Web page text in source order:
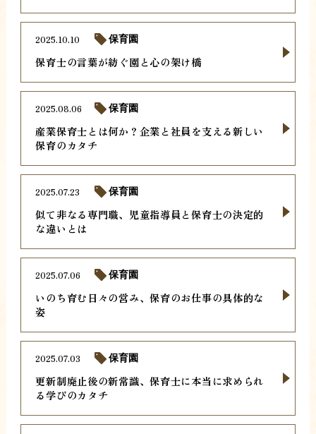
保育士の言葉が紡ぐ園と心の架け橋
2025.10.10 保育園
産業保育士とは何か？企業と社員を支える新しい
保育のカタチ
2025.08.06 保育園
似て非なる専門職、児童指導員と保育士の決定的
な違いとは
2025.07.23 保育園
いのち育む日々の営み、保育のお仕事の具体的な
姿
2025.07.06 保育園
更新制廃止後の新常識、保育士に本当に求められ
る学びのカタチ
2025.07.03 保育園